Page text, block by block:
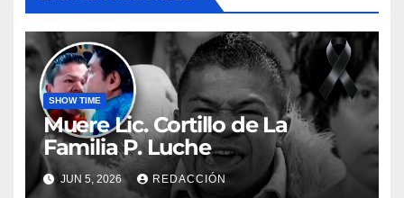
SHOW TIME
Muere Lic. Cortillo de La
Familia P. Luche
JUN 5, 2026 REDACCIÓN